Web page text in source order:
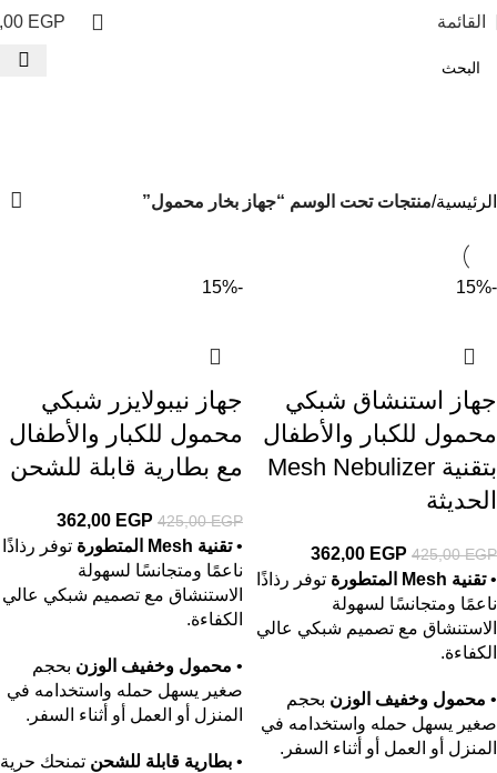
القائمة EGP
الرئيسية منتجات تحت الوسم “جهاز بخار محمول”
-15%
جهاز استنشاق شبكي
محمول للكبار والأطفال
بتقنية Mesh Nebulizer
الحديثة
425,00EGP
362,00 EGP
•تقنية Mesh المتطورة
توفر رذاذًا
ناعمًا ومتجانسًا لسهولة
الاستنشاق مع تصميم شبكي عالي
الكفاءة.
• محمول وخفيف الوزن بحجم
صغير يسهل حمله واستخدامه في
المنزل أو العمل أو أثناء السفر.
-15%
جهاز نيبولايزر شبكي
محمول للكبار والأطفال
مع بطارية قابلة للشحن
425,00EGP
362,00 EGP
•تقنية Mesh المتطورة
توفر رذاذًا
ناعمًا ومتجانسًا لسهولة
الاستنشاق مع تصميم شبكي عالي
الكفاءة.
• محمول وخفيف الوزن بحجم
صغير يسهل حمله واستخدامه في
المنزل أو العمل أو أثناء السفر.
• بطارية قابلة للشحن تمنحك حرية